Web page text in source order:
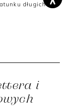
długich
cienkie i
eleganckie
dwurzędowe
wełniane kurtki
i